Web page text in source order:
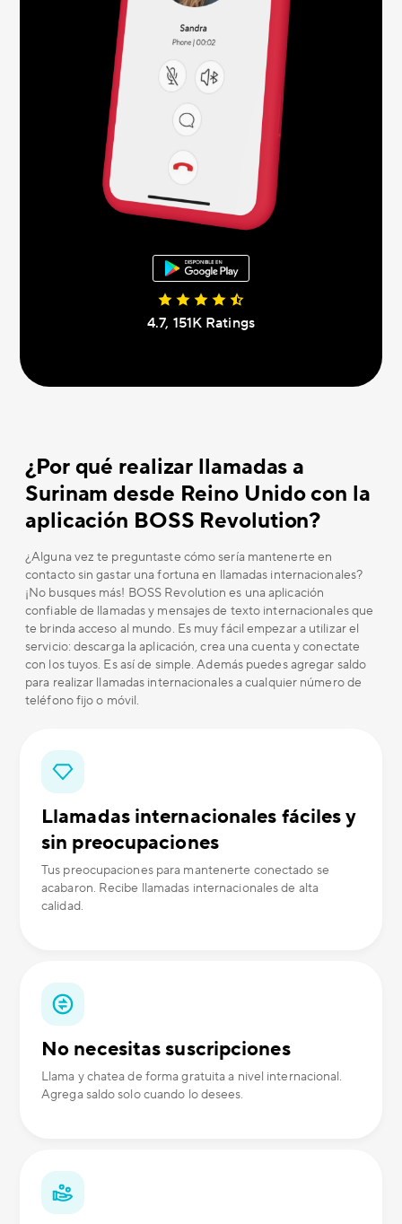
4.7, 151K Ratings
¿Por qué realizar llamadas a
Surinam desde Reino Unido con la
aplicación BOSS Revolution?
¿Alguna vez te preguntaste cómo sería mantenerte en
contacto sin gastar una fortuna en llamadas internacionales?
¡No busques más! BOSS Revolution es una aplicación
confiable de llamadas y mensajes de texto internacionales que
te brinda acceso al mundo. Es muy fácil empezar a utilizar el
servicio: descarga la aplicación, crea una cuenta y conectate
con los tuyos. Es así de simple. Además puedes agregar saldo
para realizar llamadas internacionales a cualquier número de
teléfono fijo o móvil.
Llamadas internacionales fáciles y
sin preocupaciones
Tus preocupaciones para mantenerte conectado se
acabaron. Recibe llamadas internacionales de alta
calidad.
No necesitas suscripciones
Llama y chatea de forma gratuita a nivel internacional.
Agrega saldo solo cuando lo desees.